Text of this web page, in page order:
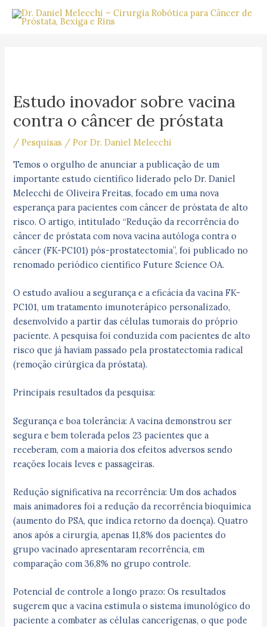
para
Estudo inovador sobre vacina
contra o câncer de próstata
/Pesquisas / PorDr. Daniel Melecchi
Temos o orgulho de anunciar a publicação de um
importante estudo científico liderado pelo Dr. Daniel
Melecchi de Oliveira Freitas, focado em uma nova
esperança para pacientes com câncer de próstata de alto
risco. O artigo, intitulado “Redução da recorrência do
câncer de próstata com nova vacina autóloga contra o
câncer (FK-PC101) pós-prostatectomia”, foi publicado no
renomado periódico científico Future Science OA.
O estudo avaliou a segurança e a eficácia da vacina FK-
PC101, um tratamento imunoterápico personalizado,
desenvolvido a partir das células tumorais do próprio
paciente. A pesquisa foi conduzida com pacientes de alto
risco que já haviam passado pela prostatectomia radical
(remoção cirúrgica da próstata).
Principais resultados da pesquisa:
Segurança e boa tolerância: A vacina demonstrou ser
segura e bem tolerada pelos 23 pacientes que a
receberam, com a maioria dos efeitos adversos sendo
reações locais leves e passageiras.
Redução significativa na recorrência: Um dos achados
mais animadores foi a redução da recorrência bioquímica
(aumento do PSA, que indica retorno da doença). Quatro
anos após a cirurgia, apenas 11,8% dos pacientes do
grupo vacinado apresentaram recorrência, em
comparação com 36,8% no grupo controle.
Potencial de controle a longo prazo: Os resultados
sugerem que a vacina estimula o sistema imunológico do
paciente a combater as células cancerígenas, o que pode